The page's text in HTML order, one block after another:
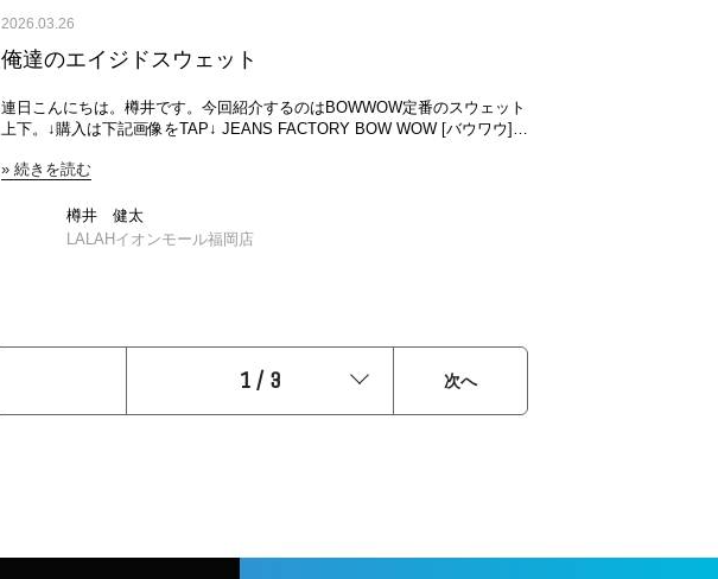
り、シルエットに変化を付けることが出来ます。カラーはカーキグレーとブ
3サイズ展開です。今回僕が着用した物は全て44になります。是非今からの
FACTORY 松山店 石田一真 175cm ・7インチ=膝に少しかかるor膝上ギリ
(落ち着いた丈) JEANS FACTORY 松山店 石田一真 175cm ５センチで見た
目も大きく変わりますね💦シンプルになりがちな夏こそバギーズショーツは
のある僕からしてみたらたまりません。。無くなる前にゲットすることをお
勧めします😁 スタイリングページ↑↑↑↑↑↑↑↑タップでスタイリングページに
がとうございました。
2026.03.26
俺達のエイジドスウェット
連日こんにちは。樽井です。今回紹介するのはBOWWOW定番のスウェット
上下。↓購入は下記画像をTAP↓ JEANS FACTORY BOW WOW [バウワウ]
JEANS FACTORY BOW WOW [バウワウ] THE DITC JOURNAL エイジドス
配したスウェット。新聞社の現場で使い込まれてきたような空気感をデザイ
ンに落とし込み、頭から足元まで自然に繋がる存在感のあるセットアップ。
くなり過ぎる。そのため今回はおすすめの着用方法をご紹介 フェードした
» 続きを読む
樽井 健太
LALAHイオンモール福岡店
1 / 3 次へ